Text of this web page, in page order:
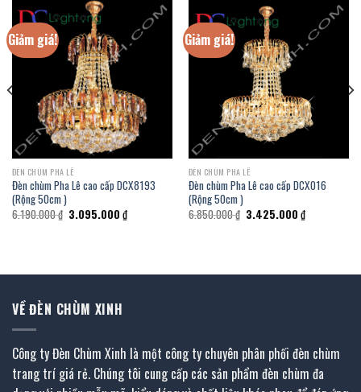
Giảm giá!
ĐÈN CHÙM PHA LÊ
Đèn chùm Pha Lê cao cấp DCX8193
(Rộng 50cm )
6.190.000₫ Giá
gốc
3.095.000 ₫Giá
hiện
Giảm giá!
ĐÈN CHÙM PHA LÊ
Đèn chùm Pha Lê cao cấp DCX016
(Rộng 50cm )
6.850.000₫ Giá
gốc
3.425.000 ₫Giá
hiện
VỀ ĐÈN CHÙM XINH
Công ty Đèn Chùm Xinh là một công ty chuyên phân phối đèn chùm
trang trí giá rẻ. Chúng tôi cung cấp các sản phẩm đèn chùm đa